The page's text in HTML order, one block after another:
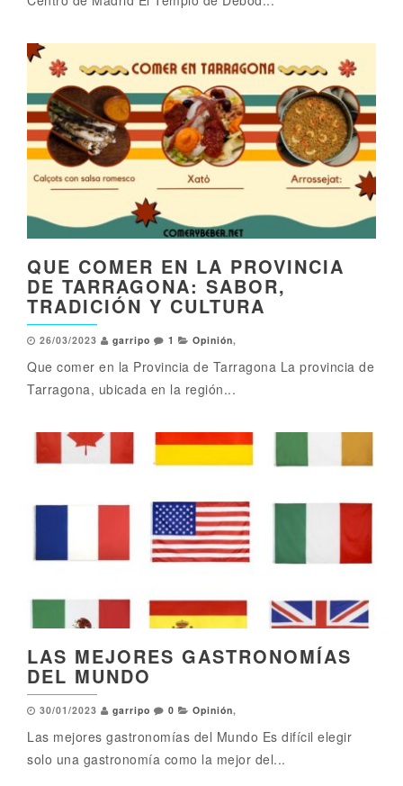
QUE COMER EN LA PROVINCIA
DE TARRAGONA: SABOR,
TRADICIÓN Y CULTURA
26/03/2023 garripo 1 Opinión,
Que comer en la Provincia de Tarragona La provincia de
Tarragona, ubicada en la región...
LAS MEJORES GASTRONOMÍAS
DEL MUNDO
30/01/2023 garripo 0 Opinión,
Las mejores gastronomías del Mundo Es difícil elegir
solo una gastronomía como la mejor del...